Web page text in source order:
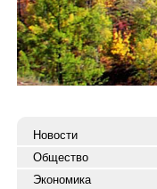
Новости
Общество
Экономика